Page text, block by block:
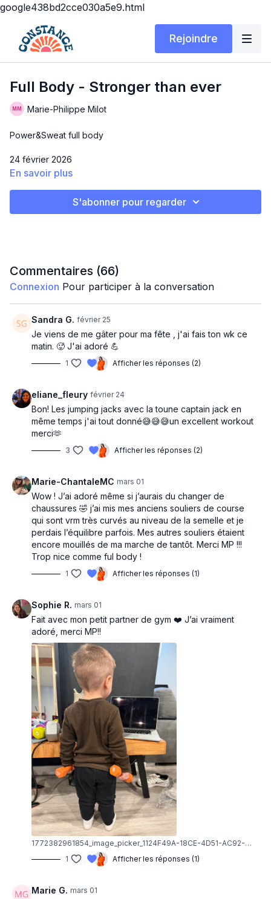
google438bd2cce030a5e9.html
Rejoindre
Full Body - Stronger than ever
Marie-Philippe Milot
Power&Sweat full body
24 février 2026
Matériel : Poids variés + tapis
Circuit 1 : Bas du corps 45 sec/ex x2
Air squats / jump squats
Reverse lunge D
Reverse lunge G
Squat clean
Split Squats D down en 3
Circuit 1 : Haut du corps x2
Half snatch alt.
Biceps curls to w curls
Press x 1 to thruster
Lateral raise
Leg raise crunch
En savoir plus
S'abonner pour regarder
Commentaires (66)
Connexion Pour participer à la conversation
Sandra G. février 25
Je viens de me gâter pour ma fête , j'ai fais ton wk ce
matin. 🥵 J'ai adoré 💪
1 Afficher les réponses (2)
eliane_fleury février 24
Bon! Les jumping jacks avec la toune captain jack en
même temps j'ai tout donné😅😅😅un excellent workout
merci🫶
3 Afficher les réponses (2)
Marie-ChantaleMC mars 01
Wow ! J’ai adoré même si j’aurais du changer de
chaussures 🤣 j’ai mis mes anciens souliers de course
qui sont vrm très curvés au niveau de la semelle et je
perdais l’équilibre parfois. Mes autres souliers étaient
encore mouillés de ma marche de tantôt. Merci MP !!!
Trop nice comme ful body !
1 Afficher les réponses (1)
Sophie R. mars 01
Fait avec mon petit partner de gym ❤️ J’ai vraiment
adoré, merci MP!!
1772382961854_image_picker_1124F49A-18CE-4D51-AC92-5CBFBC8AB4FB-23305-00000BDE8D222F4B.1772382961.jpg
1
Afficher les réponses (1)
Marie G. mars 01